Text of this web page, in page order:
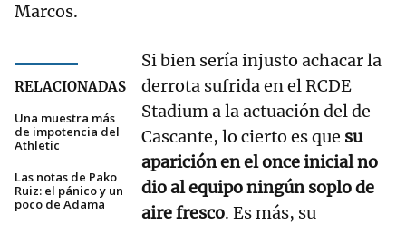
Marcos.
RELACIONADAS
Una muestra más
de impotencia del
Athletic
Las notas de Pako
Ruiz: el pánico y un
poco de Adama
Si bien sería injusto achacar la
derrota sufrida en el RCDE
Stadium a la actuación del de
Cascante, lo cierto es que su
aparición en el once inicial no
dio al equipo ningún soplo de
aire fresco. Es más, su